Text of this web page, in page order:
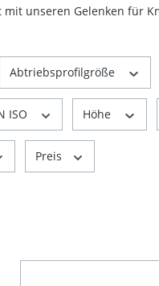
unseren Gelenken für
Abtriebsprofilgröße
ISO Höhe
Preis